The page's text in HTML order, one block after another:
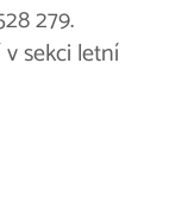
279.
sekci letní